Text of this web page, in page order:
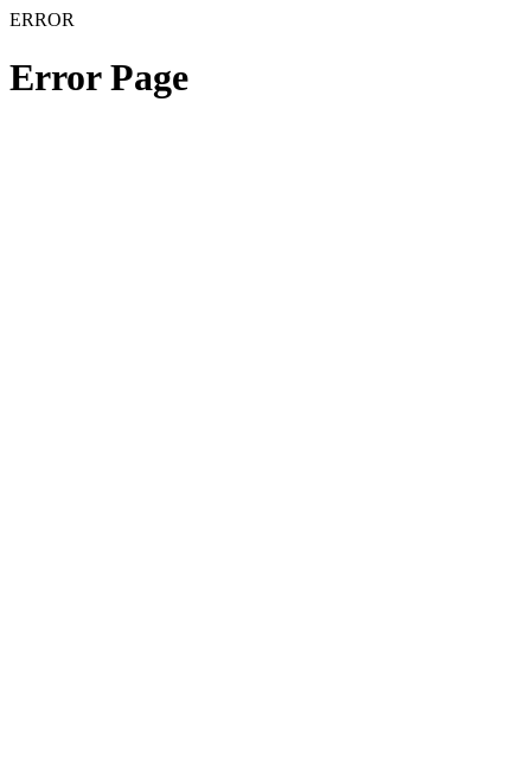
ERROR
Error Page